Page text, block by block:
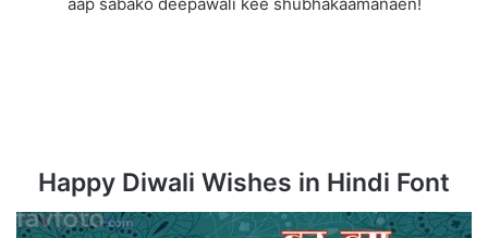
Happy Diwali Wishes in Hindi Font